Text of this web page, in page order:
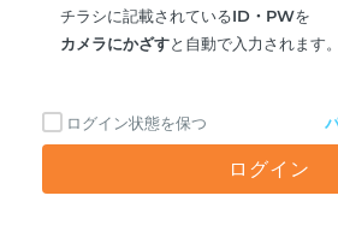
チラシに記載されているID・PWを
カメラにかざすと自動で入力されます。
ログイン状態を保つ